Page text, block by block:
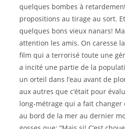
quelques bombes à
propositions au tirage au sort. Et
quelques bons vieux nanars!
attention les amis. On caresse
film qui a terrorisé toute une
a incité une partie de la
un orteil dans l’eau avant de
aux autres que c’était pour
long-métrage qui a fait changer
au bord de la mer au dernier